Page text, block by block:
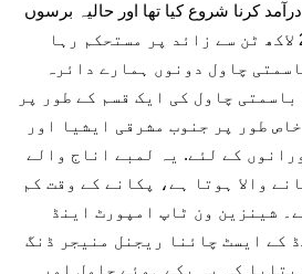
درآمد کرنا شروع کیا تھا اور حالیہ برسوں
میں سالانہ درآمدی حجم 2 لاکھ ٹن سے زائد پر مستحکم رہا
چاول دونوں ہمارے دائرہ
چاول کی ایک قسم کے طور پر
طور پر جنوب مشرقی ایشیا اور
کے لئے. یہ لمبے اناج والے
والا ہوتا ہے، پکانے کے وقت کم
شینزین ون ٹاپ امپورٹ اینڈ
کے ایسٹ چائنا ریجنل منیجر ڈنگ
کہ یہ پکے ہوئے چاول اور